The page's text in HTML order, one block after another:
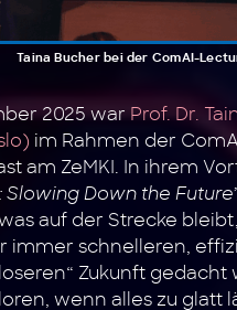
Taina Bucher bei der ComAI-
2025 warProf. Dr.
im Rahmen der ComAI
am ZeMKI. In ihrem
Slowing Down the
auf der Strecke
immer schnelleren,
Zukunft gedacht
wenn alles zu glatt